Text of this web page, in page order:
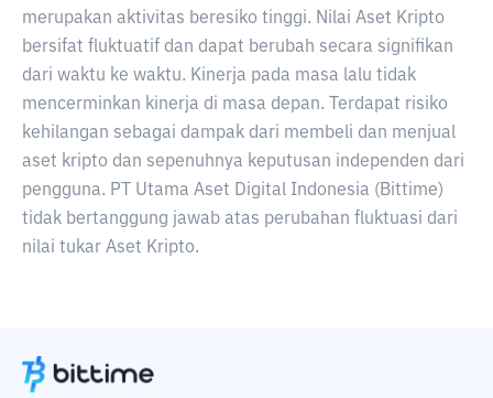
merupakan aktivitas beresiko tinggi. Nilai Aset Kripto
bersifat fluktuatif dan dapat berubah secara signifikan
dari waktu ke waktu. Kinerja pada masa lalu tidak
mencerminkan kinerja di masa depan. Terdapat risiko
kehilangan sebagai dampak dari membeli dan menjual
aset kripto dan sepenuhnya keputusan independen dari
pengguna. PT Utama Aset Digital Indonesia (Bittime)
tidak bertanggung jawab atas perubahan fluktuasi dari
nilai tukar Aset Kripto.